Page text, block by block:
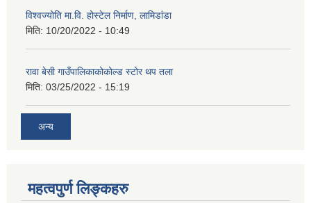
विश्वज्योति मा.वि. होस्टेल निर्माण, लामिडांडा
मिति: 10/20/2022 - 10:49
रावा बेसी गाउँपालिकाकोकोल्ड स्टोर थप तला
मिति: 03/25/2022 - 15:19
अन्य
महत्वपुर्ण लिङ्कहरु